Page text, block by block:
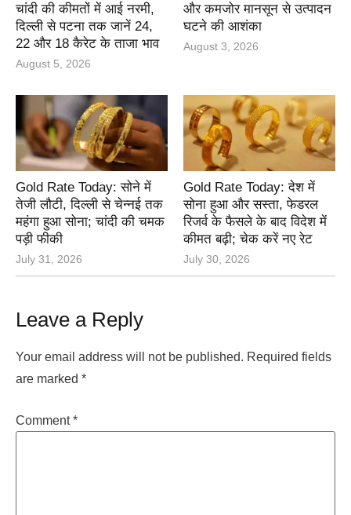
चांदी की कीमतों में आई नरमी,
दिल्ली से पटना तक जानें 24,
22 और 18 कैरेट के ताजा भाव
August 5, 2026
और कमजोर मानसून से उत्पादन
घटने की आशंका
August 3, 2026
Gold Rate Today: सोने में
तेजी लौटी, दिल्ली से चेन्नई तक
महंगा हुआ सोना; चांदी की चमक
पड़ी फीकी
July 31, 2026
Gold Rate Today: देश में
सोना हुआ और सस्ता, फेडरल
रिजर्व के फैसले के बाद विदेश में
कीमत बढ़ी; चेक करें नए रेट
July 30, 2026
Leave a Reply
Your email address will not be published. Required fields
are marked *
Comment*